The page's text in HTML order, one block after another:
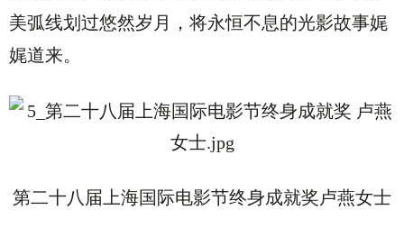
美弧线划过悠然岁月，将永恒不息的光影故事娓
娓道来。
第二十八届上海国际电影节终身成就奖卢燕女士